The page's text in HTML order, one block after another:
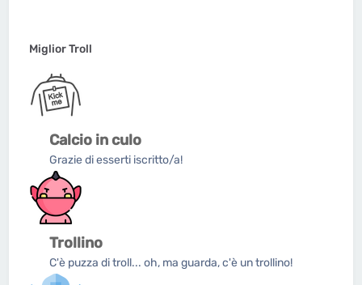
Miglior Troll
Calcio in culo
Grazie di esserti iscritto/a!
Trollino
C'è puzza di troll... oh, ma guarda, c'è un trollino!